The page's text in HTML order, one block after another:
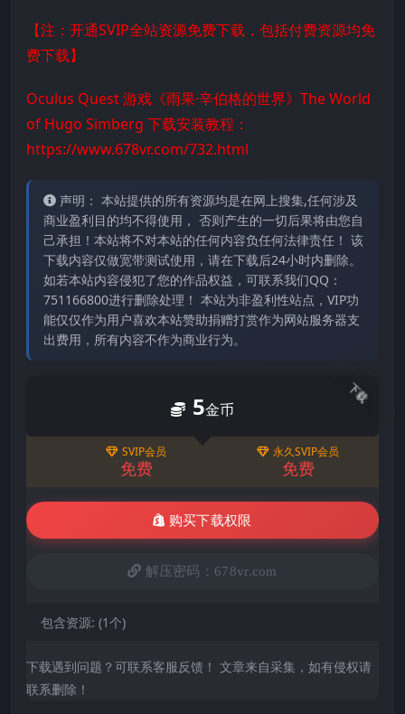
【注：开通SVIP全站资源免费下载，包括付费资源均免
费下载】
Oculus Quest 游戏《雨果·辛伯格的世界》The World
of Hugo Simberg 下载安装教程：
https://www.678vr.com/732.html
声明： 本站提供的所有资源均是在网上搜集,任何涉及
商业盈利目的均不得使用， 否则产生的一切后果将由您自
己承担！本站将不对本站的任何内容负任何法律责任！ 该
下载内容仅做宽带测试使用，请在下载后24小时内删除。
如若本站内容侵犯了您的作品权益，可联系我们QQ：
751166800进行删除处理！ 本站为非盈利性站点，VIP功
能仅仅作为用户喜欢本站赞助捐赠打赏作为网站服务器支
出费用，所有内容不作为商业行为。
下载
5金币
SVIP会员
免费
永久SVIP会员
免费
购买下载权限
解压密码：678vr.com
包含资源: (1个)
下载遇到问题？可联系客服反馈！ 文章来自采集，如有侵权请
联系删除！